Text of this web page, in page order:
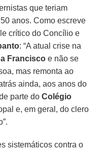
que teriam
anos. Como escreve
crítico do Concílio e
: “A atual crise na
Francisco e não se
mas remonta ao
ainda, aos anos do
parte doColégio
e, em geral, do clero
sistemáticos contra o